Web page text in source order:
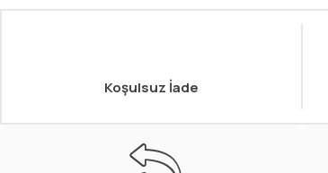
Koşulsuz İade